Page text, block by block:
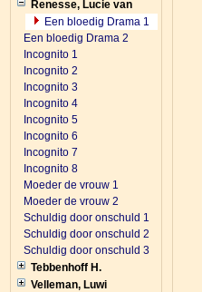
Renesse, Lucie van
Een bloedig Drama 1
Een bloedig Drama 2
Incognito 1
Incognito 2
Incognito 3
Incognito 4
Incognito 5
Incognito 6
Incognito 7
Incognito 8
Moeder de vrouw 1
Moeder de vrouw 2
Schuldig door onschuld 1
Schuldig door onschuld 2
Schuldig door onschuld 3
Tebbenhoff H.
Velleman, Luwi